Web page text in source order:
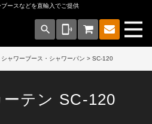
ースなどを直輸入でご提供
search phonelink_ring
ャワーブース・シャワーパン > SC-120
テン SC-120